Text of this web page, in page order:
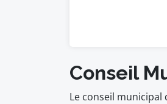
Conseil
Le conseil municipal